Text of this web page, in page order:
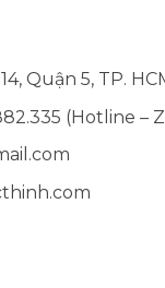
Quận 5, TP.
(Hotline –